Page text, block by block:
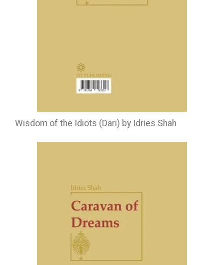
Wisdom of the Idiots (Dari) by Idries Shah